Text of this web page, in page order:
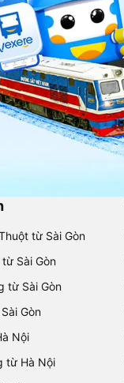
từ Sài Gòn
Sài Gòn
từ Sài Gòn
Gòn
Nội
từ Hà Nội